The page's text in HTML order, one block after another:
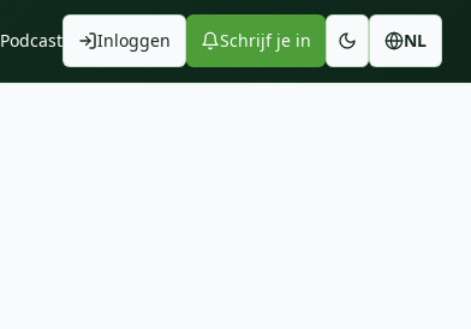
Podcast Inloggen Schrijf je in NL